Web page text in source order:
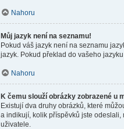
Nahoru
Můj jazyk není na seznamu!
Pokud váš jazyk není na seznamu
jazyk. Pokud překlad do vašeho
Nahoru
K čemu slouží obrázky zobrazené u
Existují dva druhy obrázků, které
a indikují, kolik příspěvků jste
uživatele.